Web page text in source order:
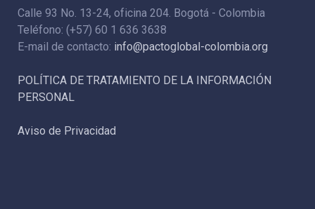
Calle 93 No. 13-24, oficina 204. Bogotá - Colombia
Teléfono: (+57) 60 1 636 3638
E-mail de contacto: info@pactoglobal-colombia.org
POLÍTICA DE TRATAMIENTO DE LA INFORMACIÓN
PERSONAL
Aviso de Privacidad